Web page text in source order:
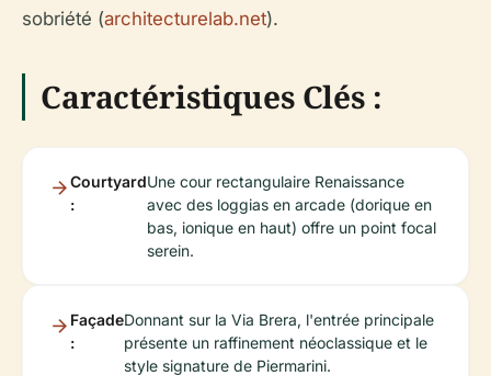
sobriété (architecturelab.net).
Caractéristiques Clés :
Courtyard
:
Une cour rectangulaire Renaissance
avec des loggias en arcade (dorique en
bas, ionique en haut) offre un point focal
serein.
Façade
:
Donnant sur la Via Brera, l'entrée principale
présente un raffinement néoclassique et le
style signature de Piermarini.